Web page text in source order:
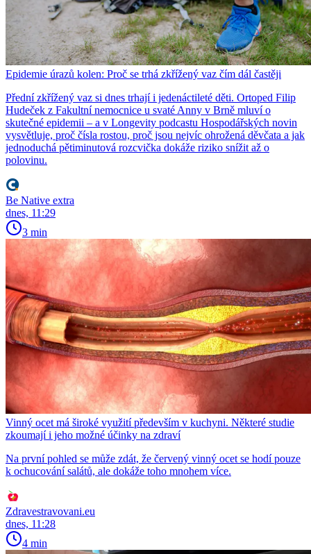
Epidemie úrazů kolen: Proč se trhá zkřížený vaz čím dál častěji
Přední zkřížený vaz si dnes trhají i jedenáctileté děti. Ortoped Filip
Hudeček z Fakultní nemocnice u svaté Anny v Brně mluví o
skutečné epidemii – a v Longevity podcastu Hospodářských novin
vysvětluje, proč čísla rostou, proč jsou nejvíc ohrožená děvčata a jak
jednoduchá pětiminutová rozcvička dokáže riziko snížit až o
polovinu.
Be Native extra
dnes, 11:29
3 min
Vinný ocet má široké využití především v kuchyni. Některé studie
zkoumají i jeho možné účinky na zdraví
Na první pohled se může zdát, že červený vinný ocet se hodí pouze
k ochucování salátů, ale dokáže toho mnohem více.
Zdravestravovani.eu
dnes, 11:28
4 min